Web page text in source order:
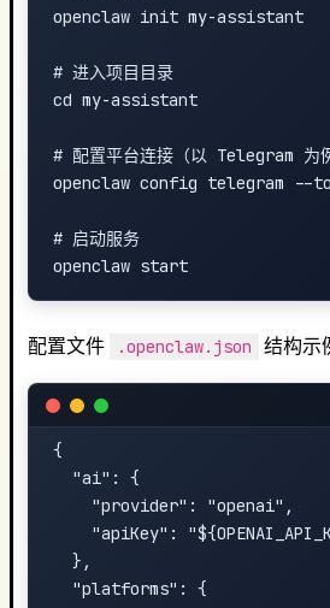
openclaw init my-assistant
# 进入项目目录
cd my-assistant
# 配置平台连接（以 Telegram 为例
openclaw config telegram --
# 启动服务
配置文件 .openclaw.json 结构示
{
  "ai": {
    "provider": "openai",
"apiKey":
  },
  "platforms": {